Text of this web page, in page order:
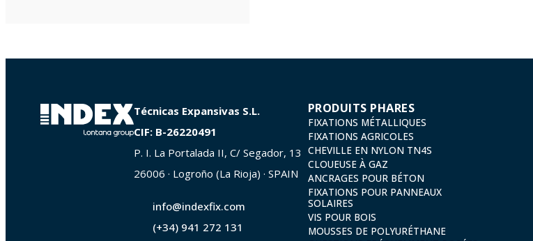
Técnicas Expansivas S.L.
CIF: B-26220491
P. I. La Portalada II, C/ Segador, 13
26006 · Logroño (La Rioja) · SPAIN
info@indexfix.com
(+34) 941 272 131
PRODUITS PHARES
FIXATIONS MÉTALLIQUES
FIXATIONS AGRICOLES
CHEVILLE EN NYLON TN4S
CLOUEUSE À GAZ
ANCRAGES POUR BÉTON
FIXATIONS POUR PANNEAUX
SOLAIRES
VIS POUR BOIS
MOUSSES DE POLYURÉTHANE